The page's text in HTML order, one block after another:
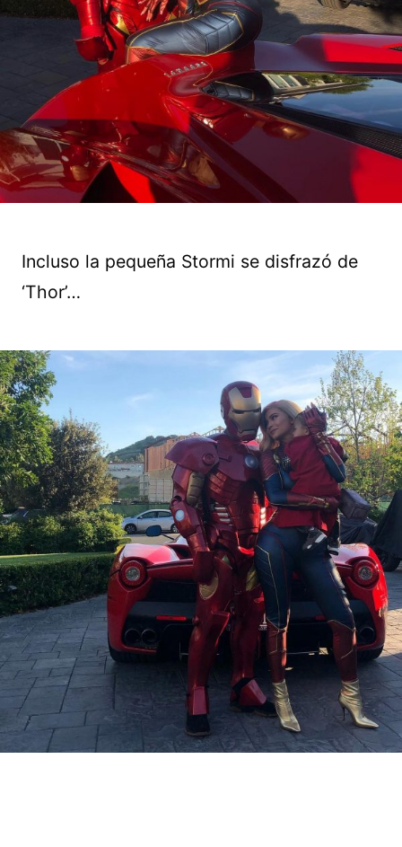
Incluso la pequeña Stormi se disfrazó de
‘Thor’…